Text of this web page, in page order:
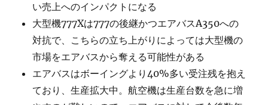
い売上へのインパクトになる
大型機777Xは777の後継かつエアバスA350への
対抗で、こちらの立ち上がりによっては大型機の
市場をエアバスから奪える可能性がある
エアバスはボーイングより40%多い受注残を抱え
ており、生産拡大中。航空機は生産台数を急に増